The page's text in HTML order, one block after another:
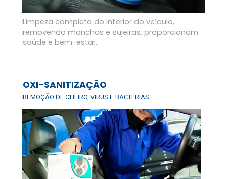
OXI-SANITIZAÇÃO
REMOÇÃO DE CHEIRO, VIRUS E BACTERIAS
Limpeza completa do interior do veículo,
removendo manchas e sujeiras, proporcionam
saúde e bem-estar.